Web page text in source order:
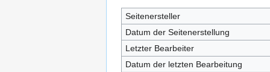
Seitenersteller
Datum der Seitenerstellung
Letzter Bearbeiter
Datum der letzten Bearbeitung